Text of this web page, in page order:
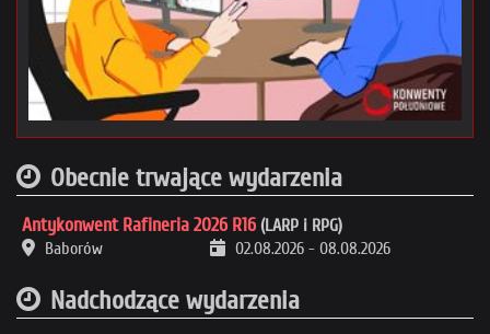
Obecnie trwające wydarzenia
Antykonwent Rafineria 2026 R16 (LARP i RPG)
Baborów
02.08.2026 - 08.08.2026
Nadchodzące wydarzenia